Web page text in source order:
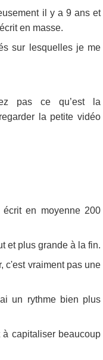
il y a 9 ans et
en masse.
sur lesquelles je me
pas ce qu’est la
la petite vidéo
en moyenne 200
et plus grande à la fin.
c'est vraiment pas une
un rythme bien plus
capitaliser beaucoup